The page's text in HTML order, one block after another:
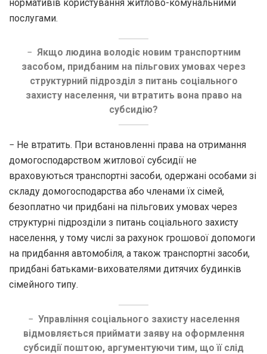
нормативів користування житлово-комунальними
послугами.
− Якщо людина володіє новим транспортним
засобом, придбаним на пільгових умовах через
структурний підрозділ з питань соціального
захисту населення, чи втратить вона право на
субсидію?
− Не втратить. При встановленні права на отримання
домогосподарством житлової субсидії не
враховуються транспортні засоби, одержані особами зі
складу домогосподарства або членами їх сімей,
безоплатно чи придбані на пільгових умовах через
структурні підрозділи з питань соціального захисту
населення, у тому числі за рахунок грошової допомоги
на придбання автомобіля, а також транспортні засоби,
придбані батьками-вихователями дитячих будинків
сімейного типу.
− Управління соціального захисту населення
відмовляється приймати заяву на оформлення
субсидії поштою, аргументуючи тим, що її слід